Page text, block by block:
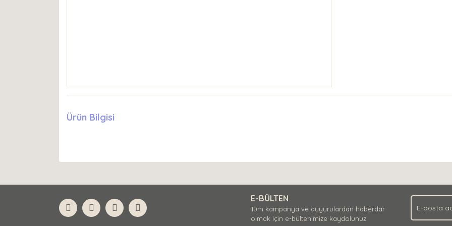
Ürün Bilgisi
E-BÜLTEN
Tüm kampanya ve duyurulardan haberdar
olmak için e-bültenimize kaydolunuz.